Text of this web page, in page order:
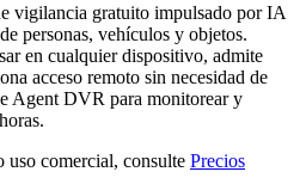
vigilancia gratuito impulsado por IA
personas, vehículos y objetos.
en cualquier dispositivo, admite
acceso remoto sin necesidad de
Agent DVR para monitorear y
uso comercial, consulte Precios